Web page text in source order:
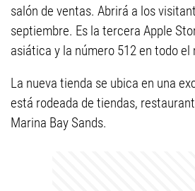
salón de ventas. Abrirá a los
septiembre. Es la tercera Apple
asiática y la número 512 en todo el
La nueva tienda se ubica en una
está rodeada de tiendas,
Marina Bay Sands.